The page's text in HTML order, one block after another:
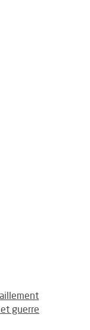
guerre